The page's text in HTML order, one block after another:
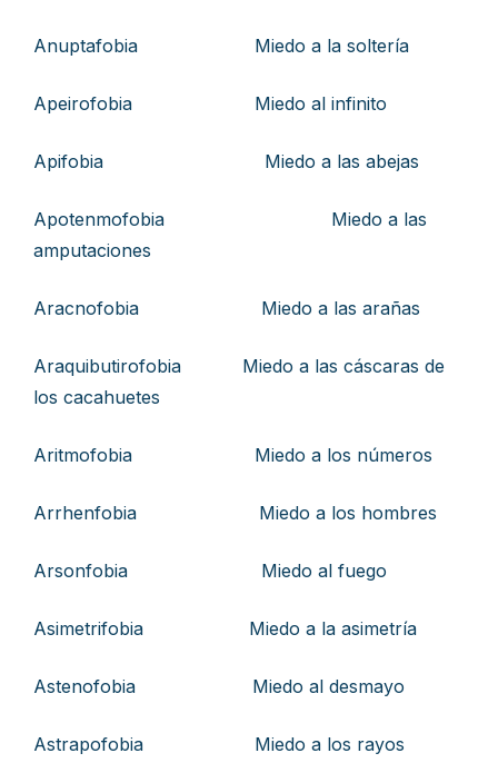
Anuptafobia Miedo a la soltería
Apeirofobia Miedo al infinito
Apifobia Miedo a las abejas
Apotenmofobia Miedo a las
amputaciones
Aracnofobia Miedo a las arañas
Araquibutirofobia Miedo a las cáscaras de
los cacahuetes
Aritmofobia Miedo a los números
Arrhenfobia Miedo a los hombres
Arsonfobia Miedo al fuego
Asimetrifobia Miedo a la asimetría
Astenofobia Miedo al desmayo
Astrapofobia Miedo a los rayos